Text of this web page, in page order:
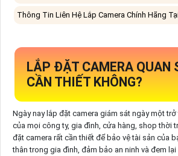
Thông Tin Liên Hệ Lắp Camera Chính Hãng
LẮP ĐẶT CAMERA QUAN
CẦN THIẾT KHÔNG?
Ngày nay lắp đặt camera giám sát ngày một trở
của mọi công ty, gia đình, cửa hàng, shop thời
đặt camera rất cần thiết để bảo vệ tài sản của
thân trong gia đình, đảm bảo an ninh và đem